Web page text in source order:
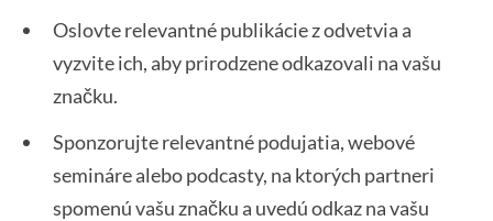
Oslovte relevantné publikácie z odvetvia a
vyzvite ich, aby prirodzene odkazovali na vašu
značku.
Sponzorujte relevantné podujatia, webové
semináre alebo podcasty, na ktorých partneri
spomenú vašu značku a uvedú odkaz na vašu